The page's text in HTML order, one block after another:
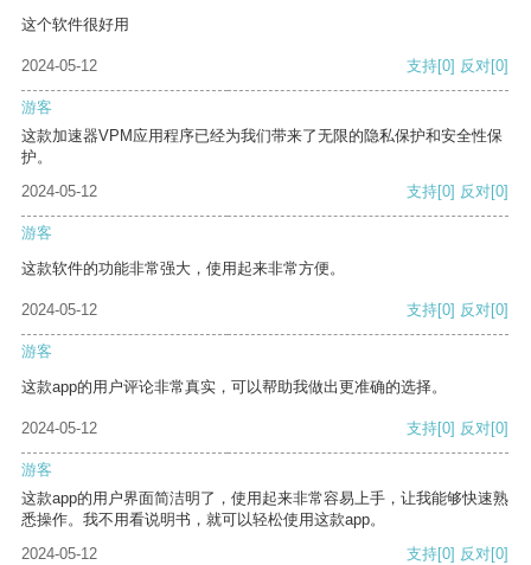
这个软件很好用
2024-05-12 支持[0] 反对[0]
游客
这款加速器VPM应用程序已经为我们带来了无限的隐私保护和安全性保
护。
2024-05-12
支持[0] 反对[0]
游客
这款软件的功能非常强大，使用起来非常方便。
2024-05-12 支持[0] 反对[0]
游客
这款app的用户评论非常真实，可以帮助我做出更准确的选择。
2024-05-12 支持[0] 反对[0]
游客
这款app的用户界面简洁明了，使用起来非常容易上手，让我能够快速熟
悉操作。我不用看说明书，就可以轻松使用这款app。
2024-05-12
支持[0] 反对[0]